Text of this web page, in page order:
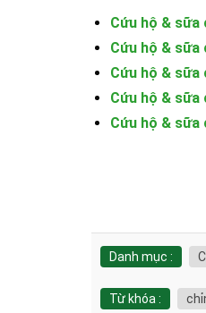
Cứu hộ & sữa
Cứu hộ & sữa
Cứu hộ & sữa
Cứu hộ & sữa
Cứu hộ & sữa
Danh mục :
Từ khóa :